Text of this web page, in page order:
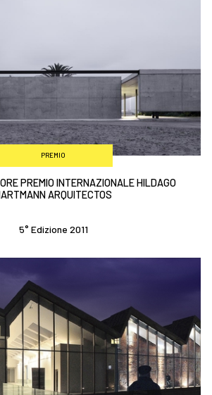
PREMIO
PREMIO INTERNAZIONALE HILDAGO
ARQUITECTOS
5° Edizione 2011